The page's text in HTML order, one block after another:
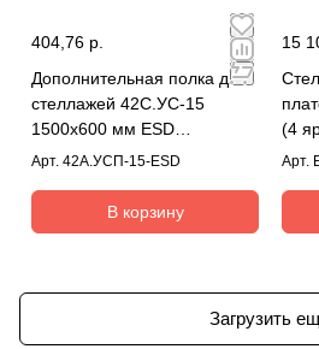
404,76 р.
Дополнительная полка для
стеллажей 42С.УС-15
1500x600 мм ESD
(RAL7035)
Арт. 42А.УСП-15-ESD
В корзину
15
(4
7035
Арт.
Загрузить